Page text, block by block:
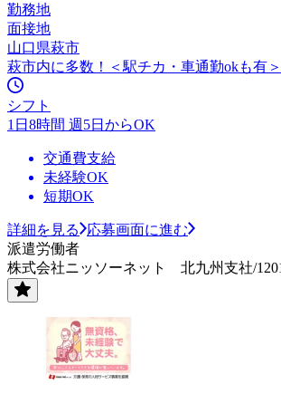
勤務地
面接地
山口県萩市
萩市内に多数！＜駅チカ・車通勤okも有＞
シフト
1日8時間 週5日からOK
交通費支給
未経験OK
短期OK
詳細を見る
応募画面に進む
派遣労働者
株式会社ニッソーネット 北九州支社/